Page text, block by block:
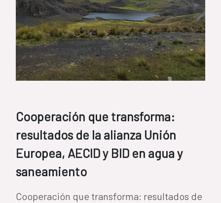
Cooperación que transforma:
resultados de la alianza Unión
Europea, AECID y BID en agua y
saneamiento
Cooperación que transforma: resultados de